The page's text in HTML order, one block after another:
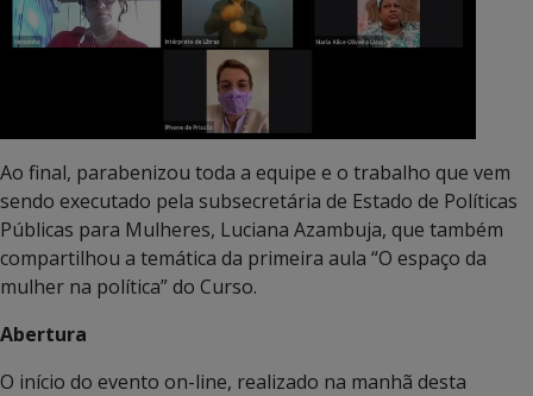
Ao final, parabenizou toda a equipe e o trabalho que vem
sendo executado pela subsecretária de Estado de Políticas
Públicas para Mulheres, Luciana Azambuja, que também
compartilhou a temática da primeira aula “O espaço da
mulher na política” do Curso.
Abertura
O início do evento on-line, realizado na manhã desta